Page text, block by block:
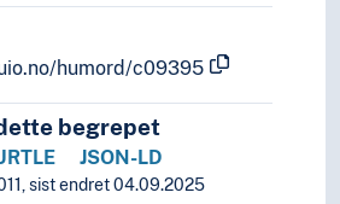
humord/c09395
begrepet
JSON-LD
sist endret 04.09.2025